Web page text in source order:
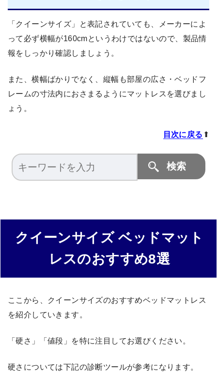
「クイーンサイズ」と表記されていても、メーカーによ
って必ず横幅が160cmというわけではないので、製品情
報をしっかり確認しましょう。
また、横幅ばかりでなく、縦幅も部屋の広さ・ベッドフ
レームの寸法内におさまるようにマットレスを選びまし
ょう。
目次に戻る ⬆
クイーンサイズ ベッドマット
レスのおすすめ8選
ここから、クイーンサイズのおすすめベッドマットレス
を紹介していきます。
「硬さ」「値段」を特に注目してお選びください。
硬さについては下記の診断ツールが参考になります。